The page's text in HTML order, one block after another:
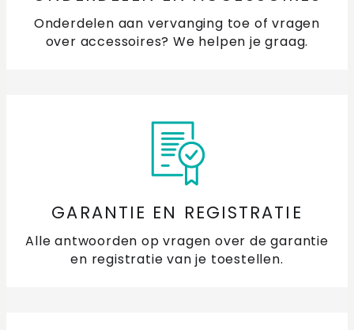
Onderdelen aan vervanging toe of vragen
over accessoires? We helpen je graag.
GARANTIE EN REGISTRATIE
Alle antwoorden op vragen over de garantie
en registratie van je toestellen.